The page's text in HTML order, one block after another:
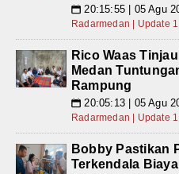
📅 20:15:55 | 05 Agu
Radarmedan | Update
Rico Waas
Medan
Rampung
📅 20:05:13 | 05 Agu
Radarmedan | Update
Bobby Pastikan
Terkendala